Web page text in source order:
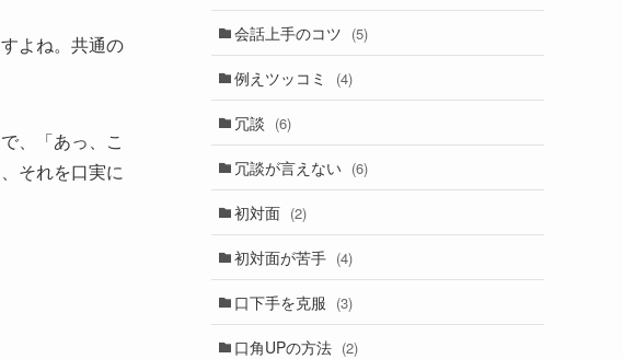
よね。共通の
、「あっ、こ
それを口実に
会話上手のコツ (5)
例えツッコミ (4)
冗談 (6)
冗談が言えない (6)
初対面 (2)
初対面が苦手 (4)
口下手を克服 (3)
口角UPの方法 (2)